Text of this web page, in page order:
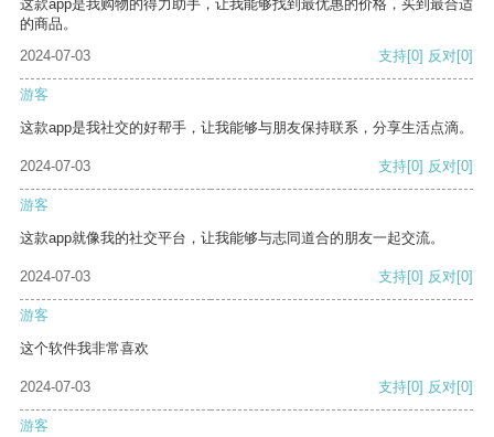
这款app是我购物的得力助手，让我能够找到最优惠的价格，买到最合适
的商品。
2024-07-03
支持[0] 反对[0]
游客
这款app是我社交的好帮手，让我能够与朋友保持联系，分享生活点滴。
2024-07-03 支持[0] 反对[0]
游客
这款app就像我的社交平台，让我能够与志同道合的朋友一起交流。
2024-07-03 支持[0] 反对[0]
游客
这个软件我非常喜欢
2024-07-03 支持[0] 反对[0]
游客